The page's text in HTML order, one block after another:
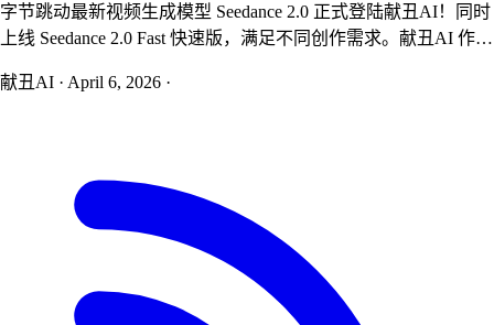
字节跳动最新视频生成模型 Seedance 2.0 正式登陆献丑AI！同时
上线 Seedance 2.0 Fast 快速版，满足不同创作需求。献丑AI 作为
队版用户最高可省 60%。
献丑AI · April 6, 2026 ·